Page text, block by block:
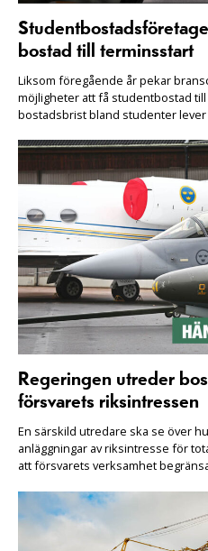
bostad till terminsstart
Liksom föregående år pekar
möjligheter att få studentbostad
bostadsbrist bland studenter lever
Regeringen utreder
försvarets riksintressen
En särskild utredare ska se över
anläggningar av riksintresse för
att försvarets verksamhet